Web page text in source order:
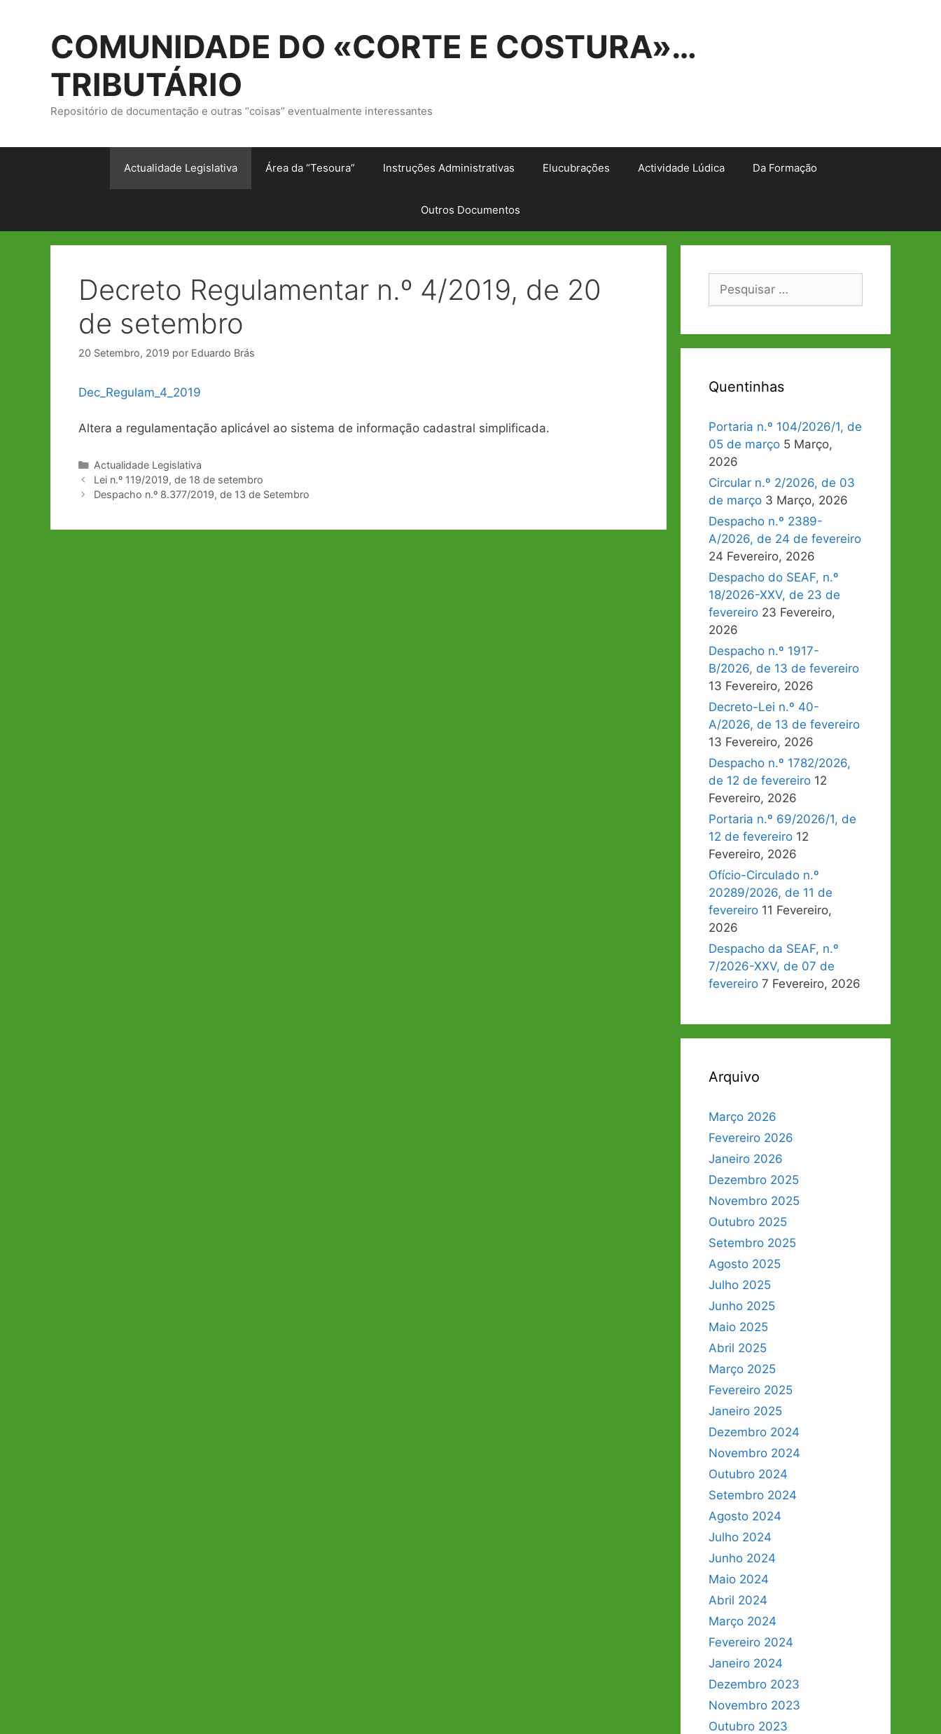
COMUNIDADE DO «CORTE E COSTURA»…
TRIBUTÁRIO
Repositório de documentação e outras “coisas” eventualmente interessantes
Actualidade Legislativa Área da “Tesoura” Instruções Administrativas Elucubrações Actividade Lúdica Da Formação
Outros Documentos
Decreto Regulamentar n.º 4/2019, de 20
de setembro
20 Setembro, 2019 por Eduardo Brás
Dec_Regulam_4_2019
Altera a regulamentação aplicável ao sistema de informação cadastral simplificada.
Categorias
Actualidade Legislativa
Navegação
de
Lei n.º 119/2019, de 18 de setembro
Despacho n.º 8.377/2019, de 13 de Setembro
Pesquisar
Quentinhas
Portaria n.º 104/2026/1, de
05 de março 5 Março,
2026
Circular n.º 2/2026, de 03
de março 3 Março, 2026
Despacho n.º 2389-
A/2026, de 24 de fevereiro
24 Fevereiro, 2026
Despacho do SEAF, n.º
18/2026-XXV, de 23 de
fevereiro 23 Fevereiro,
2026
Despacho n.º 1917-
B/2026, de 13 de fevereiro
13 Fevereiro, 2026
Decreto-Lei n.º 40-
A/2026, de 13 de fevereiro
13 Fevereiro, 2026
Despacho n.º 1782/2026,
de 12 de fevereiro 12
Fevereiro, 2026
Portaria n.º 69/2026/1, de
12 de fevereiro 12
Fevereiro, 2026
Ofício-Circulado n.º
20289/2026, de 11 de
fevereiro 11 Fevereiro,
2026
Despacho da SEAF, n.º
7/2026-XXV, de 07 de
fevereiro 7 Fevereiro, 2026
Arquivo
Março 2026
Fevereiro 2026
Janeiro 2026
Dezembro 2025
Novembro 2025
Outubro 2025
Setembro 2025
Agosto 2025
Julho 2025
Junho 2025
Maio 2025
Abril 2025
Março 2025
Fevereiro 2025
Janeiro 2025
Dezembro 2024
Novembro 2024
Outubro 2024
Setembro 2024
Agosto 2024
Julho 2024
Junho 2024
Maio 2024
Abril 2024
Março 2024
Fevereiro 2024
Janeiro 2024
Dezembro 2023
Novembro 2023
Outubro 2023